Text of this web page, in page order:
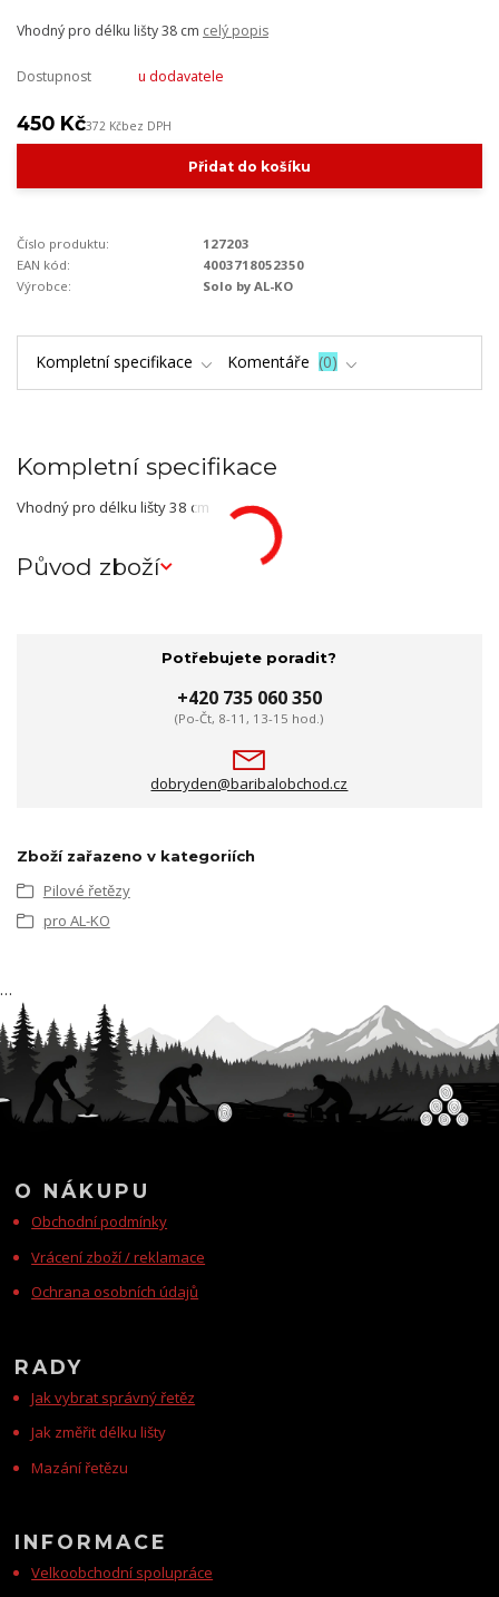
Vhodný pro délku lišty 38 cm celý popis
Dostupnost u dodavatele
450 Kč372 Kčbez DPH
Přidat do košíku
Číslo produktu:
127203
EAN kód:
4003718052350
Výrobce:
Solo by AL-KO
Kompletní specifikace Komentáře 0
Kompletní specifikace
Vhodný pro délku lišty 38 cm
Původ zboží
Potřebujete poradit?
+420 735 060 350
(Po-Čt, 8-11, 13-15 hod.)
dobryden@baribalobchod.cz
Zboží zařazeno v kategoriích
Pilové řetězy
pro AL-KO
O NÁKUPU
Obchodní podmínky
Vrácení zboží / reklamace
Ochrana osobních údajů
RADY
Jak vybrat správný řetěz
Jak změřit délku lišty
Mazání řetězu
INFORMACE
Velkoobchodní spolupráce
…